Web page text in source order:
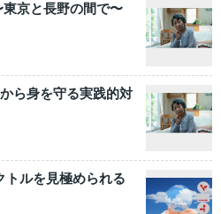
京と長野の間で〜
ら身を守る実践的対
トルを見極められる